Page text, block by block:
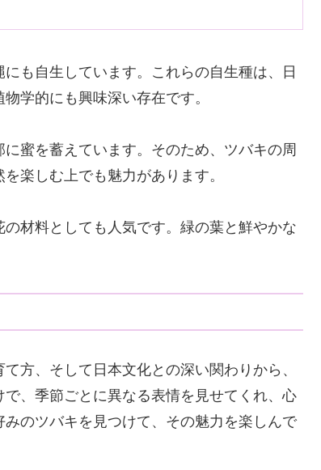
も自生しています。これらの自生種は、日
学的にも興味深い存在です。
蜜を蓄えています。そのため、ツバキの周
楽しむ上でも魅力があります。
材料としても人気です。緑の葉と鮮やかな
方、そして日本文化との深い関わりから、
、季節ごとに異なる表情を見せてくれ、心
のツバキを見つけて、その魅力を楽しんで